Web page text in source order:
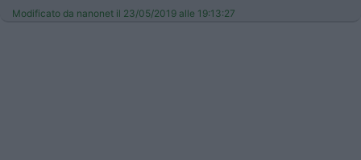
Modificato da nanonet il 23/05/2019 alle 19:13:27